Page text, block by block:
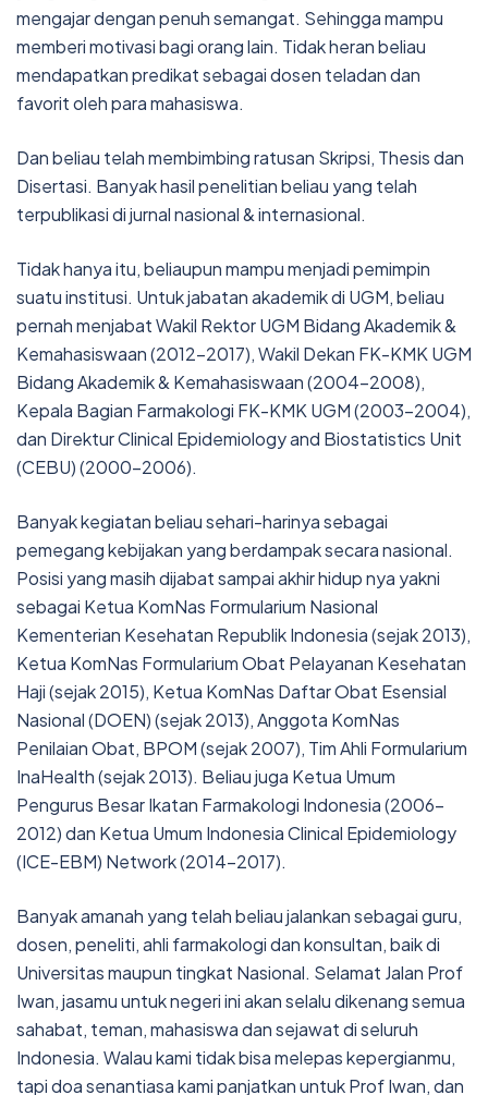
mengajar dengan penuh semangat. Sehingga mampu
memberi motivasi bagi orang lain. Tidak heran beliau
mendapatkan predikat sebagai dosen teladan dan
favorit oleh para mahasiswa.
Dan beliau telah membimbing ratusan Skripsi, Thesis dan
Disertasi. Banyak hasil penelitian beliau yang telah
terpublikasi di jurnal nasional & internasional.
Tidak hanya itu, beliaupun mampu menjadi pemimpin
suatu institusi. Untuk jabatan akademik di UGM, beliau
pernah menjabat Wakil Rektor UGM Bidang Akademik &
Kemahasiswaan (2012-2017), Wakil Dekan FK-KMK UGM
Bidang Akademik & Kemahasiswaan (2004-2008),
Kepala Bagian Farmakologi FK-KMK UGM (2003-2004),
dan Direktur Clinical Epidemiology and Biostatistics Unit
(CEBU) (2000-2006).
Banyak kegiatan beliau sehari-harinya sebagai
pemegang kebijakan yang berdampak secara nasional.
Posisi yang masih dijabat sampai akhir hidup nya yakni
sebagai Ketua KomNas Formularium Nasional
Kementerian Kesehatan Republik Indonesia (sejak 2013),
Ketua KomNas Formularium Obat Pelayanan Kesehatan
Haji (sejak 2015), Ketua KomNas Daftar Obat Esensial
Nasional (DOEN) (sejak 2013), Anggota KomNas
Penilaian Obat, BPOM (sejak 2007), Tim Ahli Formularium
InaHealth (sejak 2013). Beliau juga Ketua Umum
Pengurus Besar Ikatan Farmakologi Indonesia (2006-
2012) dan Ketua Umum Indonesia Clinical Epidemiology
(ICE-EBM) Network (2014-2017).
Banyak amanah yang telah beliau jalankan sebagai guru,
dosen, peneliti, ahli farmakologi dan konsultan, baik di
Universitas maupun tingkat Nasional. Selamat Jalan Prof
Iwan, jasamu untuk negeri ini akan selalu dikenang semua
sahabat, teman, mahasiswa dan sejawat di seluruh
Indonesia. Walau kami tidak bisa melepas kepergianmu,
tapi doa senantiasa kami panjatkan untuk Prof Iwan, dan